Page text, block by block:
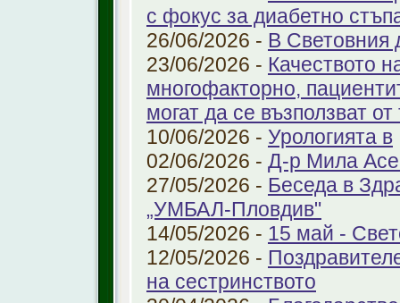
с фокус за диабетно
26/06/2026 - В Световния
23/06/2026 - Качеството
многофакторно,
могат да се възползват от
10/06/2026 - Урологията в
02/06/2026 - Д-р Мила
27/05/2026 - Беседа в
„УМБАЛ-Пловдив"
14/05/2026 - 15 май -
12/05/2026 -
на сестринството